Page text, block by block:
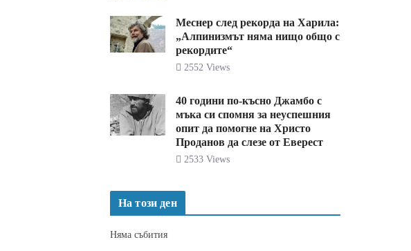
Меснер след рекорда на Харила:
„Алпинизмът няма нищо общо с
рекордите“
2552 Views
40 години по-късно Джамбо с
мъка си спомня за неуспешния
опит да помогне на Христо
Проданов да слезе от Еверест
2533 Views
На този ден
Няма събития